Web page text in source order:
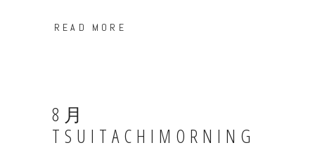
READ MORE
8月
TSUITACHIMORNING